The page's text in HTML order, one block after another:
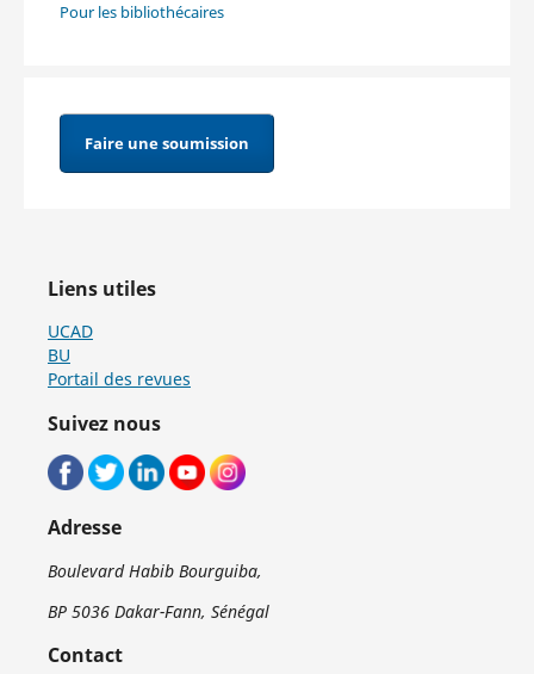
Pour les bibliothécaires
Faire une soumission
Liens utiles
UCAD
BU
Portail des revues
Suivez nous
Adresse
Boulevard Habib Bourguiba,
BP 5036 Dakar-Fann, Sénégal
Contact